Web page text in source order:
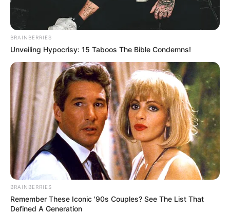
Home Insalubridade Notícia >
Lei Federal
13.342: Garante o Adicional de Insalubridade aos Agentes de Saúde
(ACS/ACE)
Lei Federal 13.342: Garante o
Adicional de Insalubridade aos
Agentes de Saúde (ACS/ACE)
10:00 Acs e ACE,Insalubridade,Notícia
BRAINBERRIES
Unveiling Hypocrisy: 15 Taboos The Bible Condemns!
BRAINBERRIES
Remember These Iconic '90s Couples? See The List That
Defined A Generation